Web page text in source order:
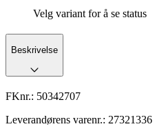
Velg variant for å se status
Beskrivelse
FKnr.: 50342707
Leverandørens varenr.: 27321336